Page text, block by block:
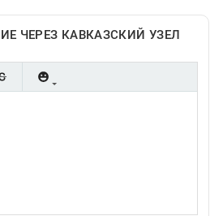
ЧЕРЕЗ КАВКАЗСКИЙ УЗЕЛ